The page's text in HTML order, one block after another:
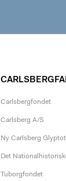
Carlsbergfondet
Carlsberg A/S
Ny Carlsberg
Det
Tuborgfondet